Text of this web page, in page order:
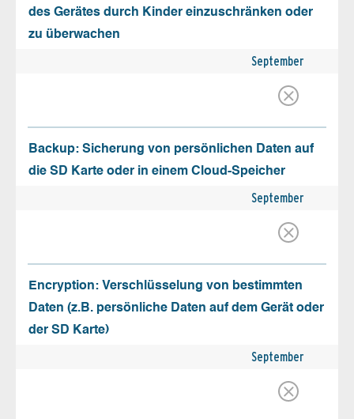
des Gerätes durch Kinder einzuschränken oder
zu überwachen
September
Backup: Sicherung von persönlichen Daten auf
die SD Karte oder in einem Cloud-Speicher
September
Encryption: Verschlüsselung von bestimmten
Daten (z.B. persönliche Daten auf dem Gerät oder
der SD Karte)
September